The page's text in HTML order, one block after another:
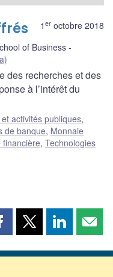
1 er octobre 2018
of Business -
des recherches et des
à l’intérêt du
activités publiques,
de banque, Monnaie
financière, Technologies
Partager
page
Partager
page page